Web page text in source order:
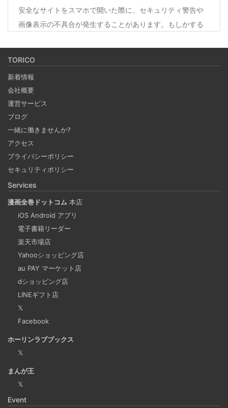
安全なサイトをスマホで開いた際に、セキュリティ警告や
画像表示の不具合が発生することがあります。もしかする
ィ対策とその影響について簡単にご紹介します。
Coima + Rosetta 2 で、Apple Silicon 上で x86_64
やめる)
2025-03-24
Docker Desktop を使わずに、Mac で x86 の Docker イメ
ージのビルドをする手順を書いています。Colima と
Rosetta2 を使って、クロスアーキテクチャーでビルドする
方法です。Lima, QEmu, nerdctl の実例も記載しています。
ビジネスワークに便利なSLACKのリマインド設定
2025-03-21
についてご紹介します。 Slackでは、業務で決めたことや会
議の開始前にリマインダーを設定しておくと、とても便利
です。 忙しいと、いくらスケジュールを頭に入れていて
も、仕事に没頭してしまい、他の業務や会議の開始時間を
過ぎてしまうことがあります。そんな経験がある方には、
この機能が非常に役立つと思います。
Laravelを使って簡単にReactを開発できる環境を作
2025-03-18
Laravelを使って簡単にReactの開発環境を構築する。 以前
TORICO
新着情報
会社概要
運営サービス
ブログ
一緒に働きませんか?
アクセス
プライバシーポリシー
セキュリティポリシー
Services
漫画全巻ドットコム 本店
iOS Android アプリ
電子書籍リーダー
楽天市場店
Yahooショッピング店
au PAY マーケット店
dショッピング店
LINEギフト店
𝕏
Facebook
ホーリンラブブックス
𝕏
まんが王
𝕏
Event